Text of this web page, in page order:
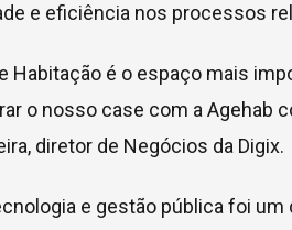
e eficiência nos processos
Habitação é o espaço mais
o nosso case com a Agehab
diretor de Negócios da Digix.
e gestão pública foi